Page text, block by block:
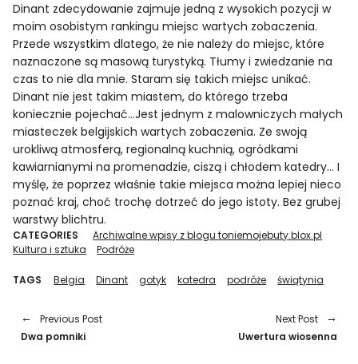
Dinant zdecydowanie zajmuje jedną z wysokich pozycji w
moim osobistym rankingu miejsc wartych zobaczenia.
Przede wszystkim dlatego, że nie należy do miejsc, które
naznaczone są masową turystyką. Tłumy i zwiedzanie na
czas to nie dla mnie. Staram się takich miejsc unikać.
Dinant nie jest takim miastem, do którego trzeba
koniecznie pojechać…Jest jednym z malowniczych małych
miasteczek belgijskich wartych zobaczenia. Ze swoją
urokliwą atmosferą, regionalną kuchnią, ogródkami
kawiarnianymi na promenadzie, ciszą i chłodem katedry… I
myślę, że poprzez właśnie takie miejsca można lepiej nieco
poznać kraj, choć trochę dotrzeć do jego istoty. Bez grubej
warstwy blichtru.
CATEGORIES
Archiwalne wpisy z blogu toniemojebuty.blox.pl
Kultura i sztuka
Podróże
TAGS Belgia Dinant gotyk katedra podróże świątynia
Previous Post
Dwa pomniki
Next Post
Uwertura wiosenna